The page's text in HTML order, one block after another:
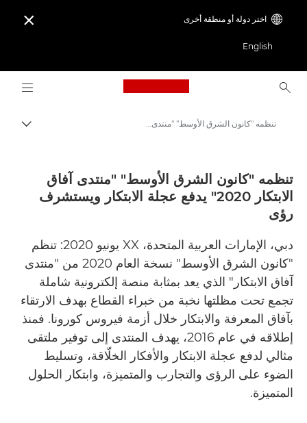
اختر دولة أو منطقة أخرى
English

back to home page
مسار
المركز الصحفي لدى Canon
الإصدارات الصحفية - المركز الصحفي لدى Canon
تنظمه "كانون الشرق الأوسط" "منتدى آفاق الابتكار 2020" يدفع عجلة الابتكار ويستشرف رؤى
تنظمه "كانون الشرق الأوسط" "منتدى آفاق
الابتكار 2020" يدفع عجلة الابتكار ويستشرف
رؤى
دبي، الإمارات العربية المتحدة، XX يونيو 2020: تنظم
"كانون الشرق الأوسط" نسخة العام 2020 من "منتدى
آفاق الابتكار" الذي يعد بمثابة منصة إلكترونية شاملة
تجمع تحت مظلتها نخبة من خبراء القطاع بهدف الارتقاء
بآفاق المعرفة والابتكار خلال أزمة فيروس كورونا. فمنذ
إطلاقه في عام 2016، يهدف المنتدى إلى توفير ملتقى
مثالي لدفع عجلة الابتكار والأفكار الخلّاقة، وتسليط
الضوء على الرؤى والتجارب والمتميزة، وابتكار الحلول
المتميزة.